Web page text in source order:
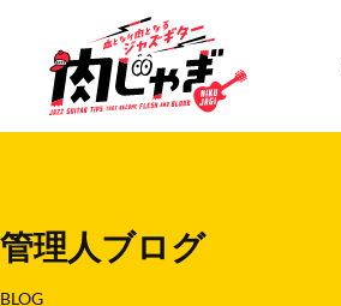
管理人ブログ
BLOG